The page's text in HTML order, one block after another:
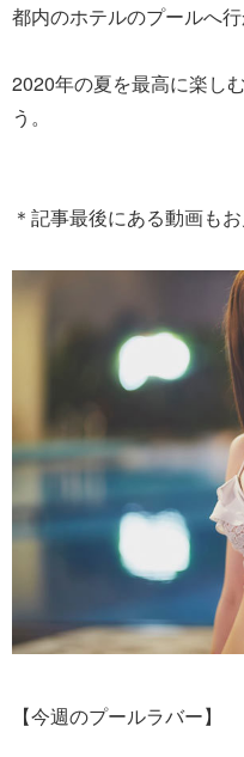
都内のホテルのプールへ
2020年の夏を最高に楽し
う。
＊記事最後にある動画も
【今週のプールラバー】